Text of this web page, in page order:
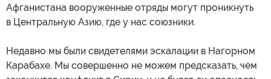
Афганистана вооруженные отряды могут проникнуть
в Центральную Азию, где у нас союзники.
Недавно мы были свидетелями эскалации в Нагорном
Карабахе. Мы совершенно не можем предсказать, чем